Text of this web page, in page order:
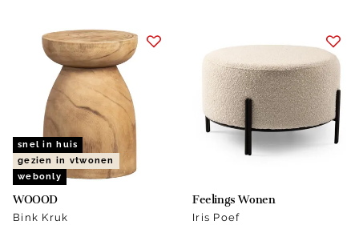
snel in huis
gezien in vtwonen
webonly
WOOOD
Bink Kruk
Feelings Wonen
Iris Poef